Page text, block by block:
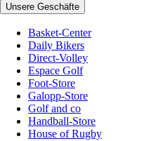
Unsere Geschäfte
Basket-Center
Daily Bikers
Direct-Volley
Espace Golf
Foot-Store
Galopp-Store
Golf and co
Handball-Store
House of Rugby